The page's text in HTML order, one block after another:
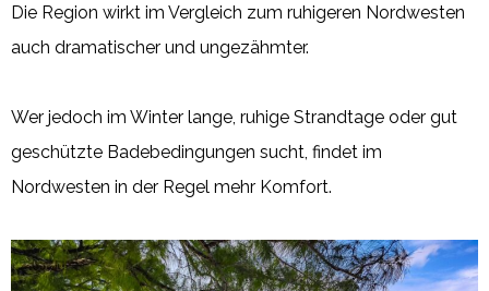
Die Region wirkt im Vergleich zum ruhigeren Nordwesten
auch dramatischer und ungezähmter.
Wer jedoch im Winter lange, ruhige Strandtage oder gut
geschützte Badebedingungen sucht, findet im
Nordwesten in der Regel mehr Komfort.